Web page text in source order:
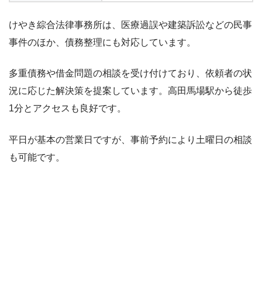
けやき綜合法律事務所は、医療過誤や建築訴訟などの民事
事件のほか、債務整理にも対応しています。
多重債務や借金問題の相談を受け付けており、依頼者の状
況に応じた解決策を提案しています。高田馬場駅から徒歩
1分とアクセスも良好です。
平日が基本の営業日ですが、事前予約により土曜日の相談
も可能です。